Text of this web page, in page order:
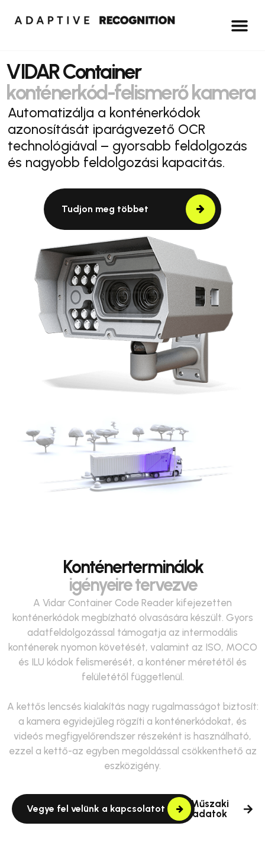
VIDAR Container
konténerkód-felismerő kamera
Automatizálja a konténerkódok
azonosítását iparágvezető OCR
technológiával – gyorsabb feldolgozás
és nagyobb feldolgozási kapacitás.
Tudjon meg többet
Konténerterminálok
igényeire tervezve
A Vidar Container Code Reader kifejezetten
konténerkódok megbízható olvasására készült. Gyors
adatfeldolgozással támogatja az intermodális
konténerek nyomon követését, valamint az ISO, MOCO
és ILU kódok felismerését, a konténer méretétől és
felületétől függetlenül.
A kettős lencsés kialakítás nagy rugalmasságot biztosít:
a kamera egyidejűleg rögzíti a konténerkódokat, és
videós megfigyelőrendszer részeként is használható,
ezzel a kettő-az egyben megoldással csökkenthető az
eszközigény.
Vegye fel velünk a kapcsolatot
Műszaki
adatok